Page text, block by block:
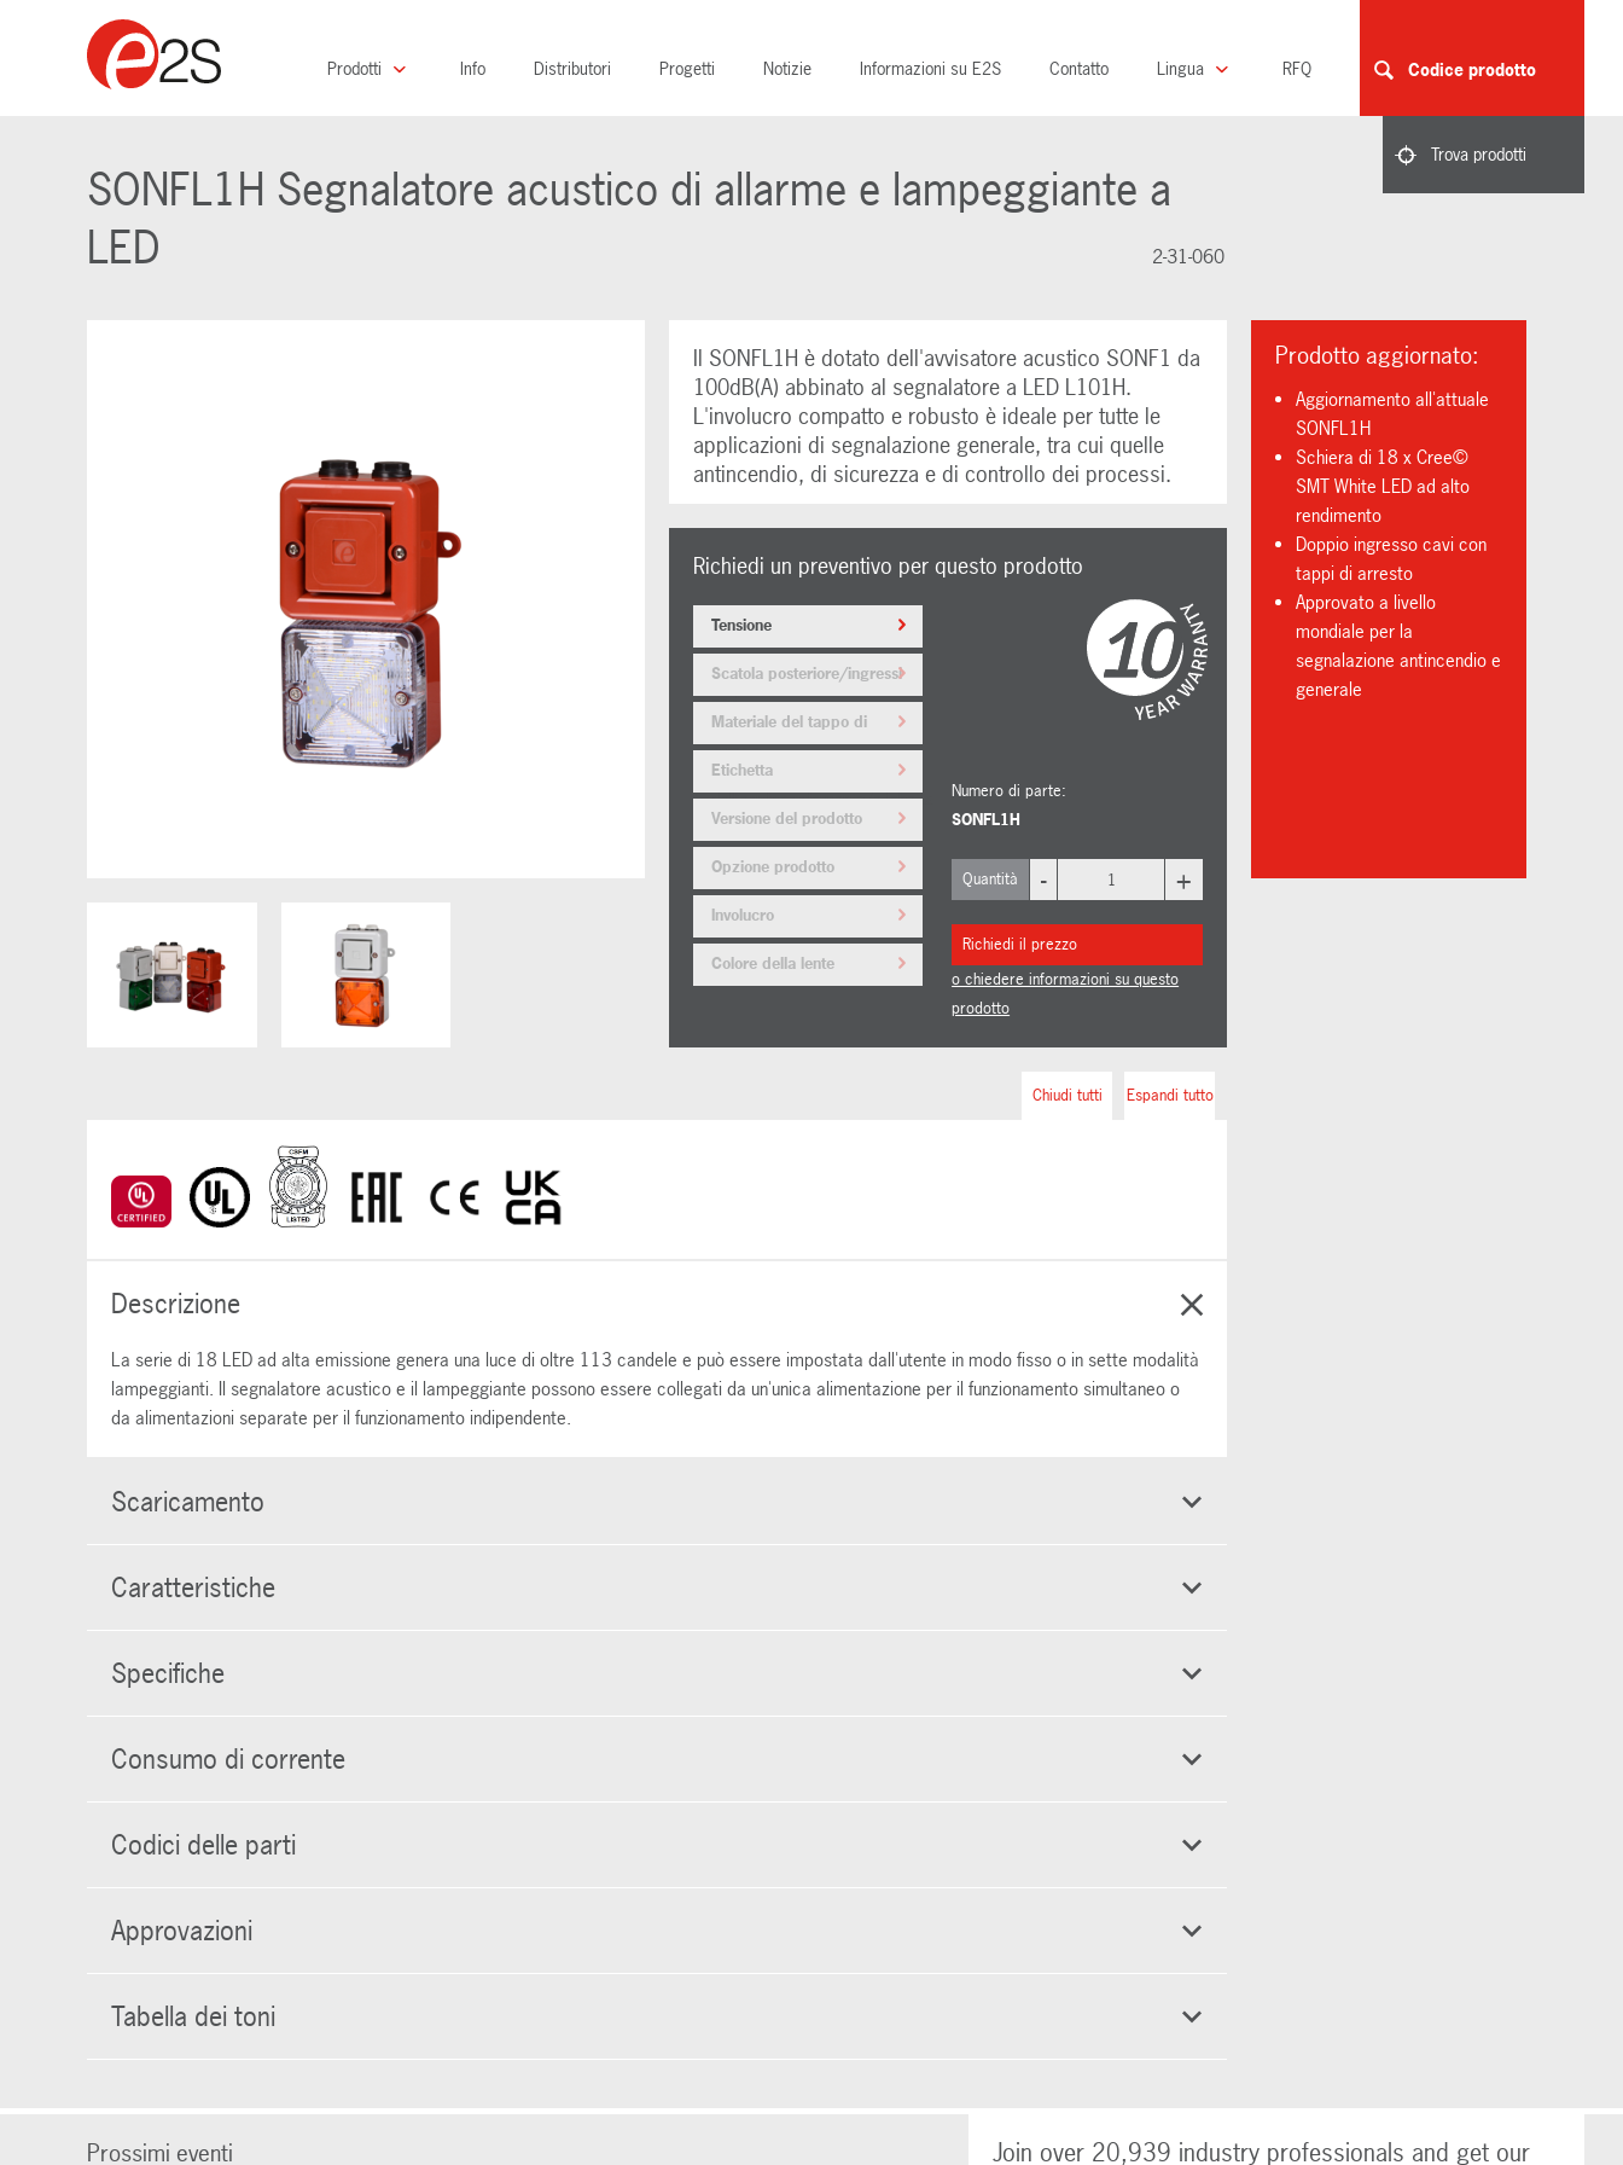
Prodotti Info Distributori Progetti Notizie Informazioni su E2S Contatto Lingua RFQ Codice prodotto
Trova prodotti
SONFL1H Segnalatore acustico di allarme e lampeggiante a
LED
2-31-060
Il SONFL1H è dotato dell'avvisatore acustico SONF1 da
100dB(A) abbinato al segnalatore a LED L101H.
L'involucro compatto e robusto è ideale per tutte le
applicazioni di segnalazione generale, tra cui quelle
antincendio, di sicurezza e di controllo dei processi.
Richiedi un preventivo per questo prodotto
Tensione
Scatola posteriore/ingressi
cavi
Materiale del tappo di
arresto
Etichetta
dell'equipaggiamento/etichetta
di servizio
Versione del prodotto
Opzione prodotto
Involucro
Colore della lente
Numero di parte:
SONFL1H
Quantità - +
Richiedi il prezzo
o chiedere informazioni su questo
prodotto
Prodotto aggiornato:
Aggiornamento all'attuale
SONFL1H
Schiera di 18 x Cree©
SMT White LED ad alto
rendimento
Doppio ingresso cavi con
tappi di arresto
Approvato a livello
mondiale per la
segnalazione antincendio e
generale
Espandi tutto
Chiudi tutti
Descrizione
La serie di 18 LED ad alta emissione genera una luce di oltre 113 candele e può essere impostata dall'utente in modo fisso o in sette modalità
lampeggianti. Il segnalatore acustico e il lampeggiante possono essere collegati da un'unica alimentazione per il funzionamento simultaneo o
da alimentazioni separate per il funzionamento indipendente.
Scaricamento
Caratteristiche
Specifiche
Consumo di corrente
Codici delle parti
Approvazioni
Tabella dei toni
Prossimi eventi Join over 20,939 industry professionals and get our